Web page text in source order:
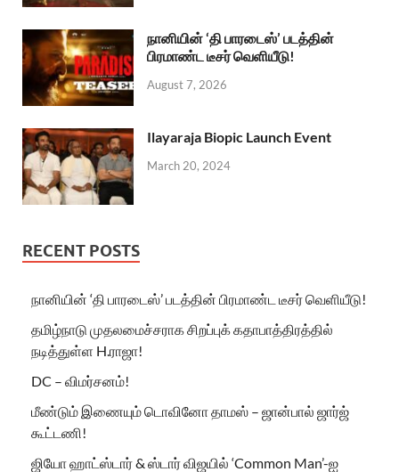
நானியின் ‘தி பாரடைஸ்’ படத்தின்
பிரமாண்ட டீசர் வெளியீடு!
August 7, 2026
Ilayaraja Biopic Launch Event
March 20, 2024
RECENT POSTS
நானியின் ‘தி பாரடைஸ்’ படத்தின் பிரமாண்ட டீசர் வெளியீடு!
தமிழ்நாடு முதலமைச்சராக சிறப்புக் கதாபாத்திரத்தில்
நடித்துள்ள H.ராஜா!
DC – விமர்சனம்!
மீண்டும் இணையும் டொவினோ தாமஸ் – ஜான்பால் ஜார்ஜ்
கூட்டணி!
ஜியோ ஹாட்ஸ்டார் & ஸ்டார் விஜயில் ‘Common Man’-ஐ